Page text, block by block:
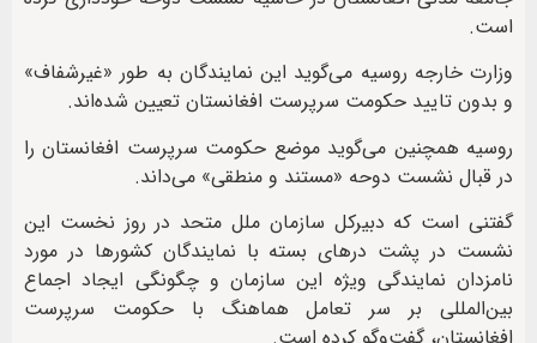
است.
وزارت خارجه روسیه می‌گوید این نمایندگان به طور «غیرشفاف»
و بدون تایید حکومت سرپرست افغانستان تعیین شده‌اند.
روسیه همچنین می‌گوید موضع حکومت سرپرست افغانستان را
در قبال نشست دوحه «مستند و منطقی» می‌داند.
گفتنی است که دبیرکل سازمان ملل متحد در روز نخست این
نشست در پشت درهای بسته‌ با نمایندگان کشورها در مورد
نامزدان نمایندگی ویژه این سازمان و چگونگی ایجاد اجماع
بین‌المللی بر سر تعامل هماهنگ با حکومت سرپرست